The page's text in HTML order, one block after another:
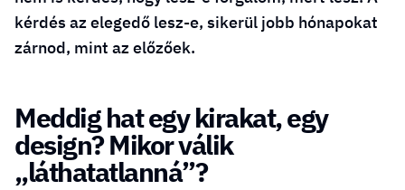
kérdés az elegedő lesz-e, sikerül jobb hónapokat
zárnod, mint az előzőek.
Meddig hat egy kirakat, egy
design? Mikor válik
„láthatatlanná”?